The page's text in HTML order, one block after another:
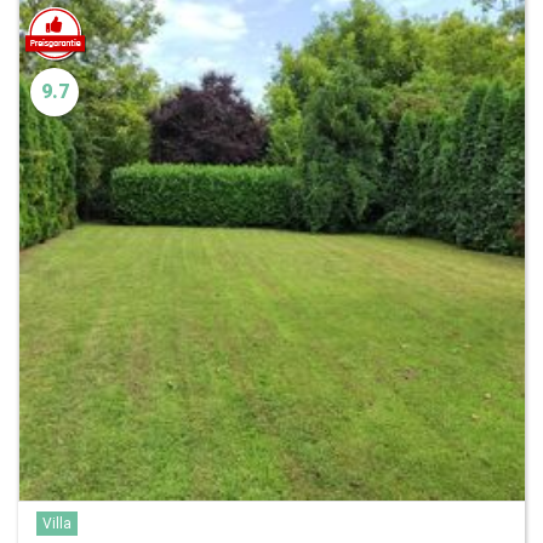
9.7
Villa